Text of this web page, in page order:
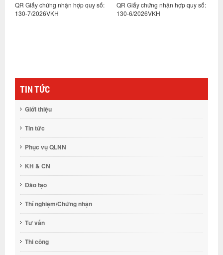
QR Giấy chứng nhận hợp quy số:
130-7/2026VKH
QR Giấy chứng nhận hợp quy số:
130-6/2026VKH
TIN TỨC
Giới thiệu
Tin tức
Phục vụ QLNN
KH & CN
Đào tạo
Thí nghiệm/Chứng nhận
Tư vấn
Thi công